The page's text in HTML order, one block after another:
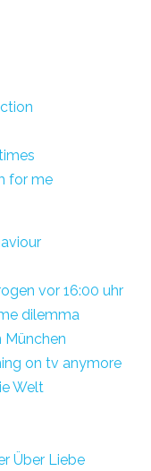
for me
vor 16:00 uhr
dilemma
München
on tv anymore
Welt
Über Liebe